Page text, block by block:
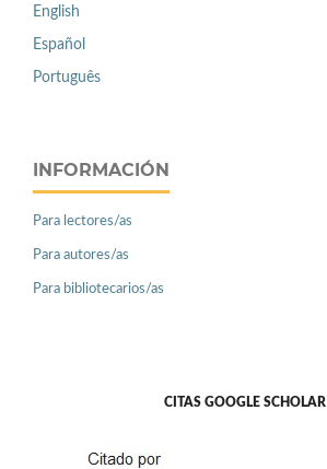
English
Español
Português
INFORMACIÓN
Para lectores/as
Para autores/as
Para bibliotecarios/as
CITAS GOOGLE SCHOLAR